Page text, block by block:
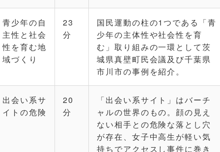
青少年の自
主性と社会
性を育む地
域づくり
23
分
国民運動の柱の1つである「青
少年の主体性や社会性を育
む」取り組みの一環として茨
城県真壁町民会議及び千葉県
市川市の事例を紹介。
出会い系サ
イトの危険
20
分
「出会い系サイト」はバーチ
ャルの世界のもの。顔の見え
ない相手との危険な落とし穴
が存在、女子中高生が軽い気
持ちでアクセスし事件に巻き